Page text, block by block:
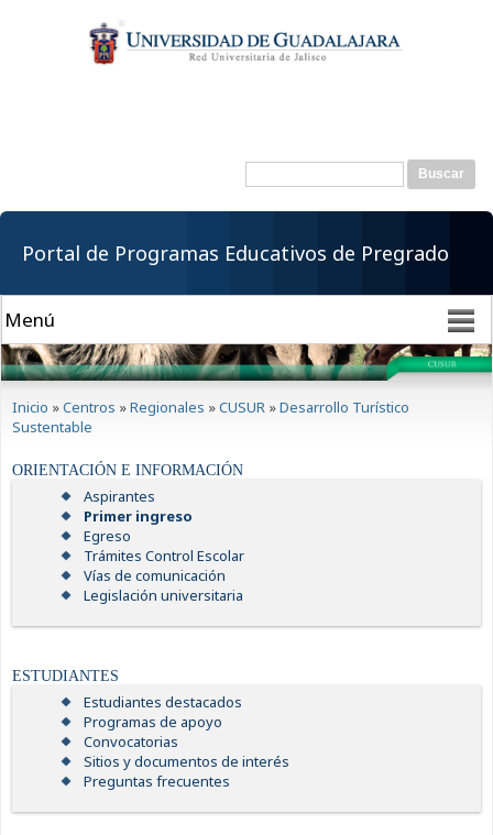
contenido
principal
Formulario de
Buscar
Portal de Programas Educativos de Pregrado
Inicio »Centros »Regionales »CUSUR »Desarrollo Turístico
Sustentable
ORIENTACIÓN E INFORMACIÓN
Aspirantes
Primer ingreso
Egreso
Trámites Control Escolar
Vías de comunicación
Legislación universitaria
ESTUDIANTES
Estudiantes destacados
Programas de apoyo
Convocatorias
Sitios y documentos de interés
Preguntas frecuentes